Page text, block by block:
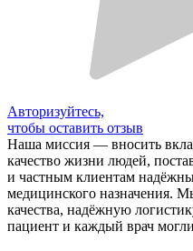
Авторизуйтесь,
чтобы оставить отзыв
Наша миссия — вносить
качество жизни людей,
и частным клиентам
медицинского назначения.
качества, надёжную
пациент и каждый врач